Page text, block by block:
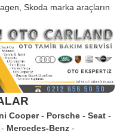
Skoda marka araçların
Cooper Porsche
Seat
Mercedes-Benz